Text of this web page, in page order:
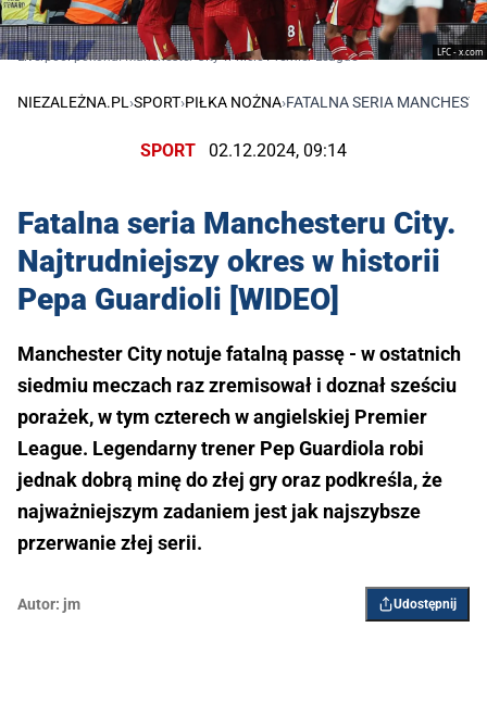
LFC - x.com
Liverpool pokonał Manchester City w hicie Premier League
NIEZALEŻNA.PL ›SPORT›PIŁKA NOŻNA›FATALNA SERIA
SPORT 02.12.2024, 09:14
Fatalna seria Manchesteru City.
Najtrudniejszy okres w historii
Pepa Guardioli [WIDEO]
Manchester City notuje fatalną passę - w ostatnich
siedmiu meczach raz zremisował i doznał sześciu
porażek, w tym czterech w angielskiej Premier
League. Legendarny trener Pep Guardiola robi
jednak dobrą minę do złej gry oraz podkreśla, że
najważniejszym zadaniem jest jak najszybsze
przerwanie złej serii.
Autor: jm Udostępnij